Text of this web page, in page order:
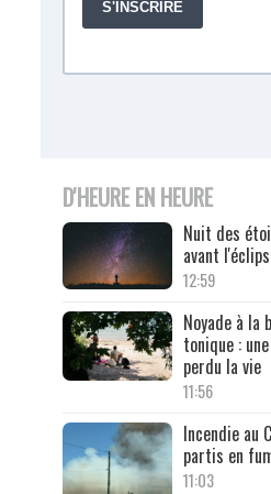
D'HEURE EN HEURE
Nuit des
avant
12:59
Noyade à la
tonique :
perdu la vie
11:56
Incendie au
partis en
11:03